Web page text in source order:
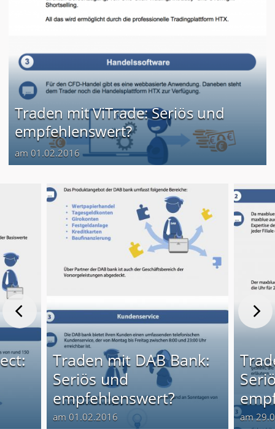
Traden mit ViTrade: Seriös und
empfehlenswert?
am 01.02.2016
Traden mit DAB Bank:
Seriös und
empfehlenswert?
am 01.02.2016 am